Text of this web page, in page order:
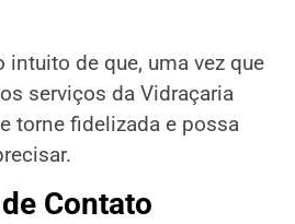
intuito de que, uma vez que
serviços da Vidraçaria
torne fidelizada e possa
Contato